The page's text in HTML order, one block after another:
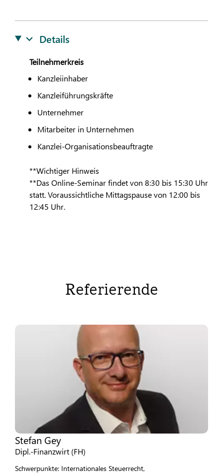
Details
Teilnehmerkreis
Kanzleiinhaber
Kanzleiführungskräfte
Unternehmer
Mitarbeiter in Unternehmen
Kanzlei-Organisationsbeauftragte
**Wichtiger Hinweis
**Das Online-Seminar findet von 8:30 bis 15:30 Uhr
statt. Voraussichtliche Mittagspause von 12:00 bis
12:45 Uhr.
Referierende
Stefan Gey
Dipl.-Finanzwirt (FH)
Schwerpunkte: Internationales Steuerrecht,